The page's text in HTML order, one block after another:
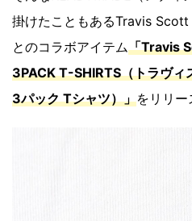
掛けたこともあるTravis Scott
とのコラボアイテム「Travis
3PACK T-SHIRTS（トラヴィ
3パック Tシャツ）」をリリー